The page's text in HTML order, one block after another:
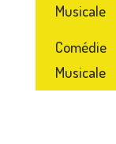
Musicale
Comédie
Musicale